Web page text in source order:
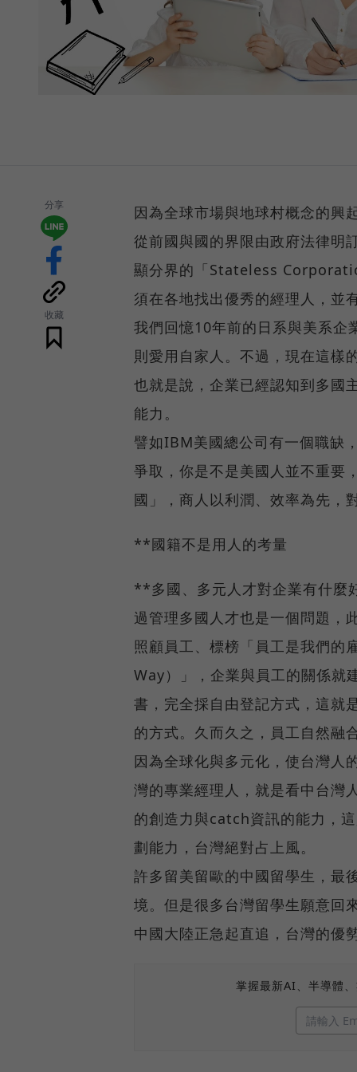
分享
收藏
因為全球市場與地球村概念的興
從前國與國的界限由政府法律明
顯分界的「Stateless
須在各地找出優秀的經理人，並
我們回憶10年前的日系與美系企
則愛用自家人。不過，現在這樣
也就是說，企業已經認知到多國
能力。
譬如IBM美國總公司有一個職缺
爭取，你是不是美國人並不重要
國」，商人以利潤、效率為先，
**國籍不是用人的考量
**多國、多元人才對企業有什麼
過管理多國人才也是一個問題，
照顧員工、標榜「員工是我們的
Way）」，企業與員工的關係就
書，完全採自由登記方式，這就
的方式。久而久之，員工自然融
因為全球化與多元化，使台灣人
灣的專業經理人，就是看中台灣
的創造力與catch資訊的能力，
劃能力，台灣絕對占上風。
許多留美留歐的中國留學生，最
境。但是很多台灣留學生願意回
中國大陸正急起直追，台灣的優
掌握最新AI、半導體